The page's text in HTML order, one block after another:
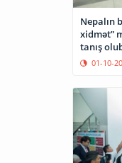
Nepalın
xidmət”
tanış
01-10-